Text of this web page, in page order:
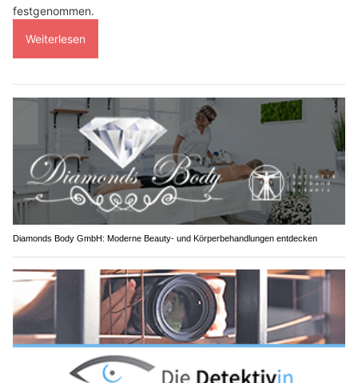
festgenommen.
Weiterlesen
Diamonds Body GmbH: Moderne Beauty- und Körperbehandlungen entdecken